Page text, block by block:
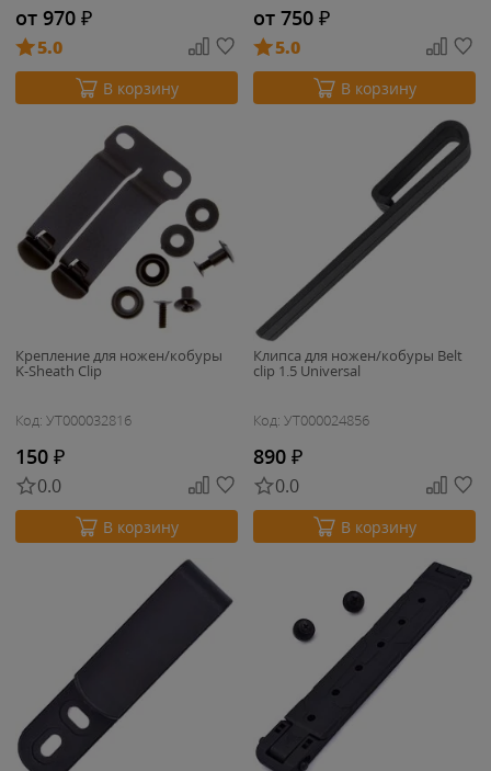
от 970 ₽
5.0
В корзину
от 750 ₽
5.0
В корзину
Крепление для ножен/кобуры
K-Sheath Clip
Код: УТ000032816
150 ₽
0.0
В корзину
Клипса для ножен/кобуры Belt
clip 1.5 Universal
Код: УТ000024856
890 ₽
0.0
В корзину